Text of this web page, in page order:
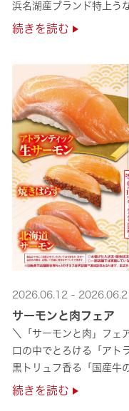
浜名湖産ブランド特上う
夏のスタミナ補給にぴっ
続きを読む
2026.06.12 - 2026.06.21
サーモンと肉フェア
＼「サーモンと肉」フェ
口の中でとろける「アト
黒トリュフ香る「国産牛
圧倒的な贅沢感をぜひ店
続きを読む